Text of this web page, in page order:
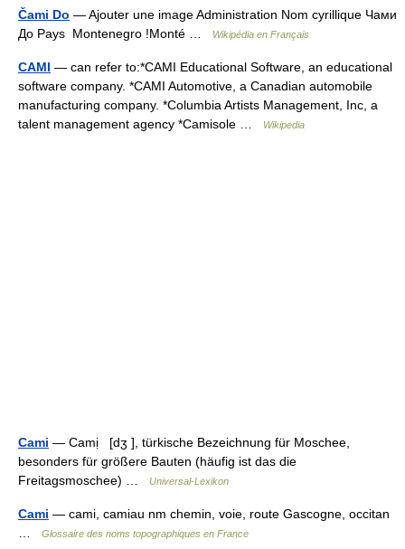
Čami Do — Ajouter une image Administration Nom cyrillique Чами
До Pays Montenegro !Monté …
Wikipédia en Français
CAMI — can refer to:*CAMI Educational Software, an educational
software company. *CAMI Automotive, a Canadian automobile
manufacturing company. *Columbia Artists Management, Inc, a
talent management agency *Camisole …
Wikipedia
Cami — Camị [dʒ ], türkische Bezeichnung für Moschee,
besonders für größere Bauten (häufig ist das die
Freitagsmoschee) …
Universal-Lexikon
Cami — cami, camiau nm chemin, voie, route Gascogne, occitan
Glossaire des noms topographiques en France